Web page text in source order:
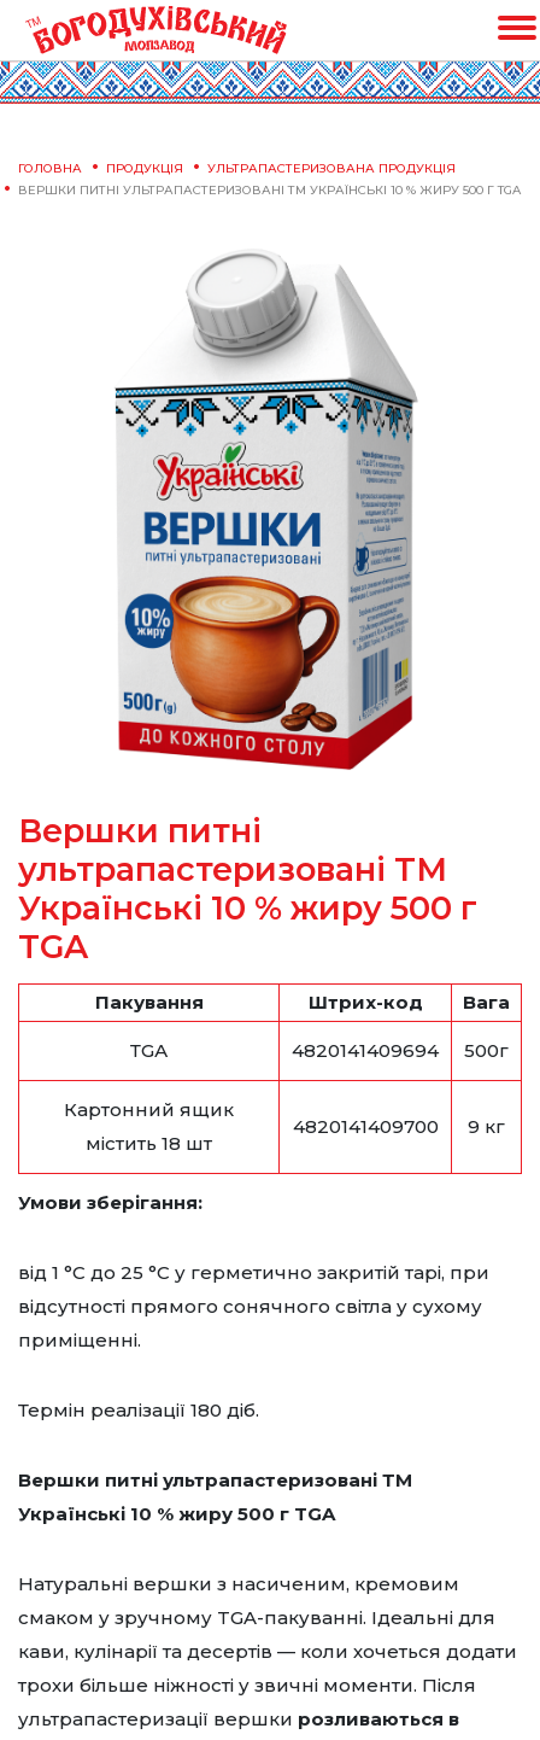
ГОЛОВНА ПРОДУКЦІЯ
УЛЬТРАПАСТЕРИЗОВАНА ПРОДУКЦІЯ
ВЕРШКИ ПИТНІ УЛЬТРАПАСТЕРИЗОВАНІ ТМ УКРАЇНСЬКІ 10 % ЖИРУ 500 Г TGA
Вершки питні
ультрапастеризовані ТМ
Українські 10 % жиру 500 г
TGA
Пакування Штрих-код Вага
ТGА 4820141409694 500г
Картонний ящик
містить 18 шт
4820141409700 9 кг
Умови зберігання:
від 1 °C до 25 °C у герметично закритій тарі, при
відсутності прямого сонячного світла у сухому
приміщенні.
Термін реалізації 180 діб.
Вершки питні ультрапастеризовані ТМ
Українські 10 % жиру 500 г TGA
Натуральні вершки з насиченим, кремовим
смаком у зручному TGA-пакуванні. Ідеальні для
кави, кулінарії та десертів — коли хочеться додати
трохи більше ніжності у звичні моменти. Після
ультрапастеризації вершки розливаються в